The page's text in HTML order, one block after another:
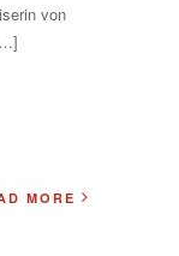
von
MORE